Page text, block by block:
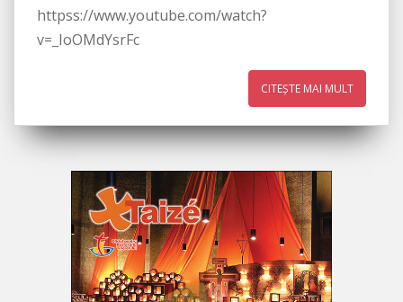
httpss://www.youtube.com/watch?
v=_IoOMdYsrFc
CITEȘTE MAI MULT